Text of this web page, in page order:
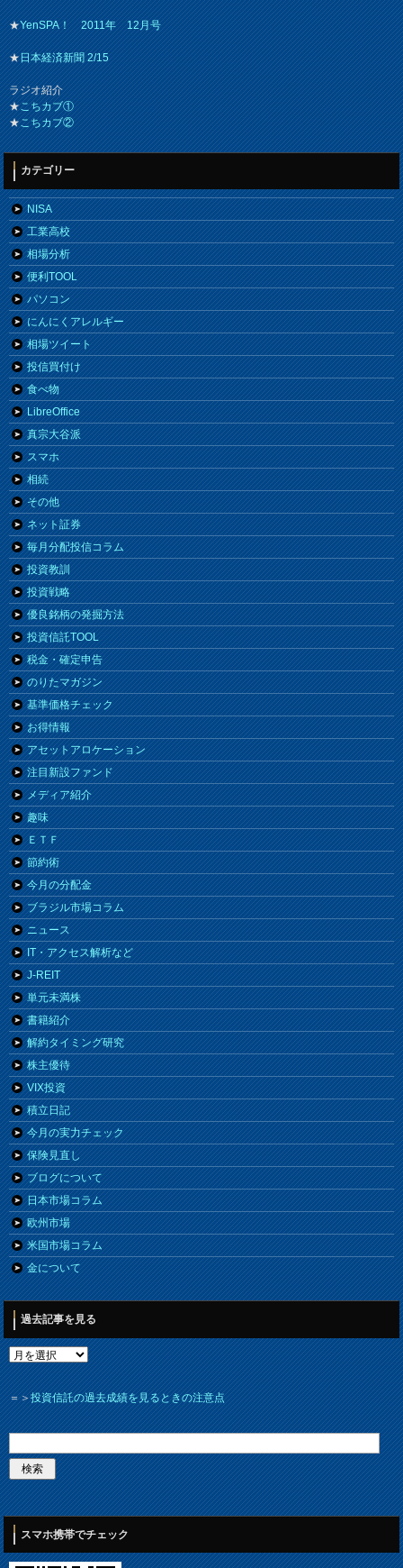
★YenSPA！ 2011年 12月号
★日本経済新聞 2/15
ラジオ紹介
★こちカブ①
★こちカブ②
カテゴリー
NISA
工業高校
相場分析
便利TOOL
パソコン
にんにくアレルギー
相場ツイート
投信買付け
食べ物
LibreOffice
真宗大谷派
スマホ
相続
その他
ネット証券
毎月分配投信コラム
投資教訓
投資戦略
優良銘柄の発掘方法
投資信託TOOL
税金・確定申告
のりたマガジン
基準価格チェック
お得情報
アセットアロケーション
注目新設ファンド
メディア紹介
趣味
ＥＴＦ
節約術
今月の分配金
ブラジル市場コラム
ニュース
IT・アクセス解析など
J-REIT
単元未満株
書籍紹介
解約タイミング研究
株主優待
VIX投資
積立日記
今月の実力チェック
保険見直し
ブログについて
日本市場コラム
欧州市場
米国市場コラム
金について
過去記事を見る
＝＞投資信託の過去成績を見るときの注意点
スマホ携帯でチェック